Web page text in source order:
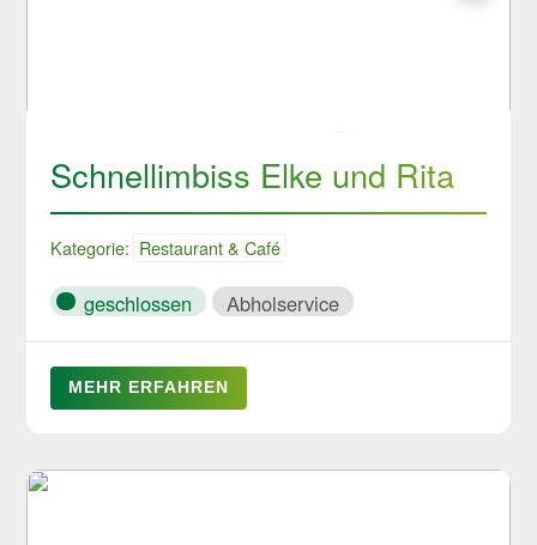
Schnellimbiss Elke und Rita
Kategorie: Restaurant & Café
geschlossen Abholservice
MEHR ERFAHREN